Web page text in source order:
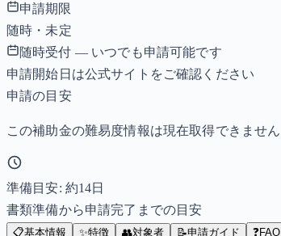
申請期限
随時・未定
随時受付 — いつでも申請可能です
申請開始日は公式サイトをご確認ください
申請の目安
この補助金の難易度情報は現在取得できません
準備目安: 約14日
書類準備から申請完了までの目安
📋基本情報 ✨特徴 👥対象者 📝申請ガイド ❓FAQ